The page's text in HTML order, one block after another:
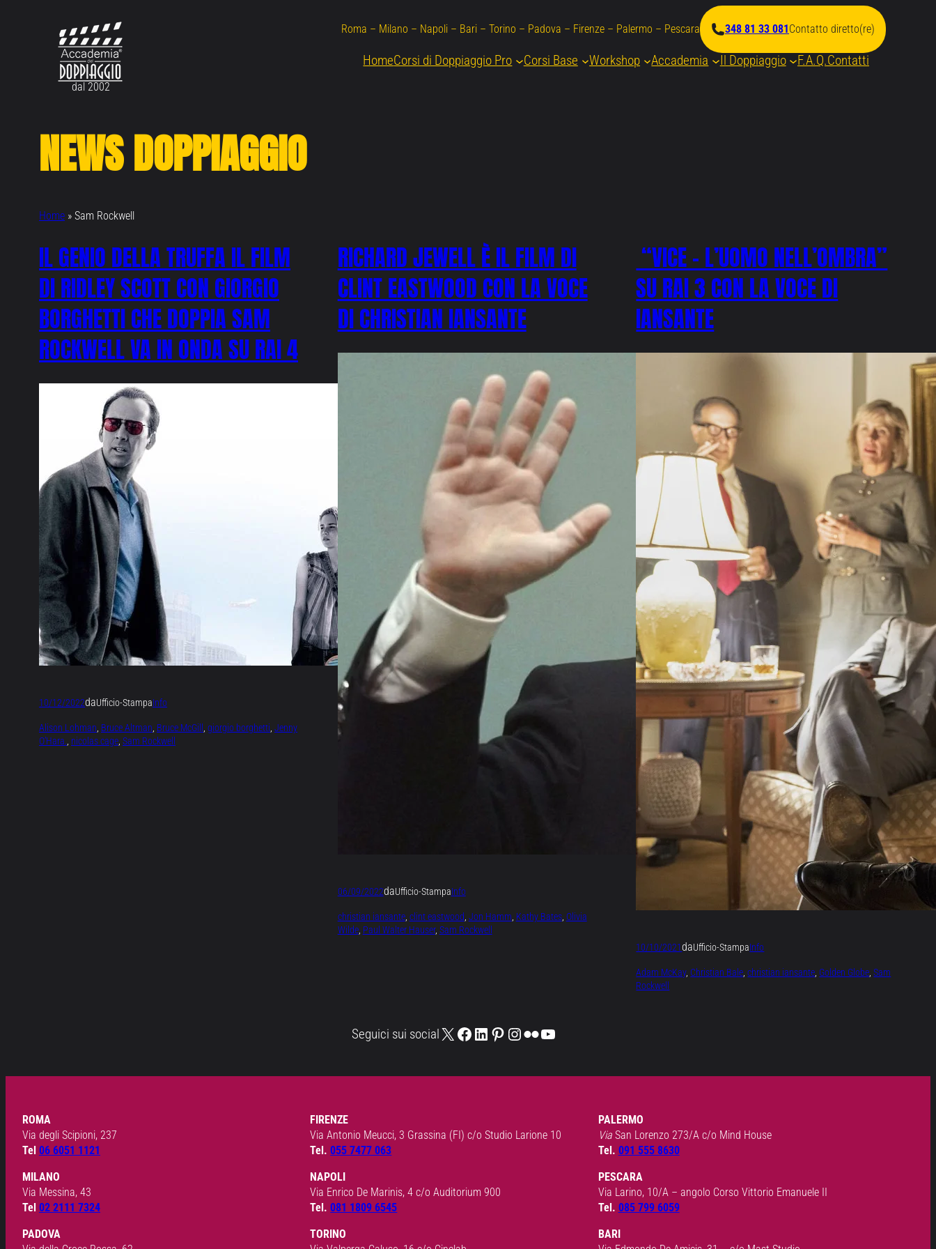
Roma – Milano – Napoli – Bari – Torino – Padova – Firenze – Palermo – Pescara 348 81 33 081Contatto diretto(re)
dal 2002
HomeCorsi di Doppiaggio Pro Corsi Base Workshop Accademia Il Doppiaggio F.A.Q.Contatti
NEWS DOPPIAGGIO
Home » Sam Rockwell
IL GENIO DELLA TRUFFA IL FILM
DI RIDLEY SCOTT CON GIORGIO
BORGHETTI CHE DOPPIA SAM
ROCKWELL VA IN ONDA SU RAI 4
10/12/2022daUfficio-StampaInfo
Alison Lohman, Bruce Altman, Bruce McGill , giorgio borghetti, Jenny
O’Hara., nicolas cage, Sam Rockwell
RICHARD JEWELL È IL FILM DI
CLINT EASTWOOD CON LA VOCE
DI CHRISTIAN IANSANTE
06/09/2022daUfficio-StampaInfo
christian iansante, clint eastwood, Jon Hamm, Kathy Bates, Olivia
Wilde, Paul Walter Hauser, Sam Rockwell
“VICE – L’UOMO NELL’OMBRA”
SU RAI 3 CON LA VOCE DI
IANSANTE
10/10/2021daUfficio-StampaInfo
Adam McKay, Christian Bale, christian iansante, Golden Globe, Sam
Rockwell
Seguici sui socialX Facebook
LinkedIn
Pinterest
Instagram
FlickrYouTube
ROMA
Via degli Scipioni, 237
Tel 06 6051 1121
MILANO
Via Messina, 43
Tel 02 2111 7324
PADOVA
FIRENZE
Via Antonio Meucci, 3 Grassina (FI) c/o Studio Larione 10
Tel.055 7477 063
NAPOLI
Via Enrico De Marinis, 4 c/o Auditorium 900
Tel.081 1809 6545
TORINO
PALERMO
Via San Lorenzo 273/A c/o Mind House
Tel. 091 555 8630
PESCARA
Via Larino, 10/A – angolo Corso Vittorio Emanuele II
Tel. 085 799 6059
BARI